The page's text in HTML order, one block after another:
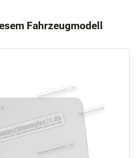
Fahrzeugmodell